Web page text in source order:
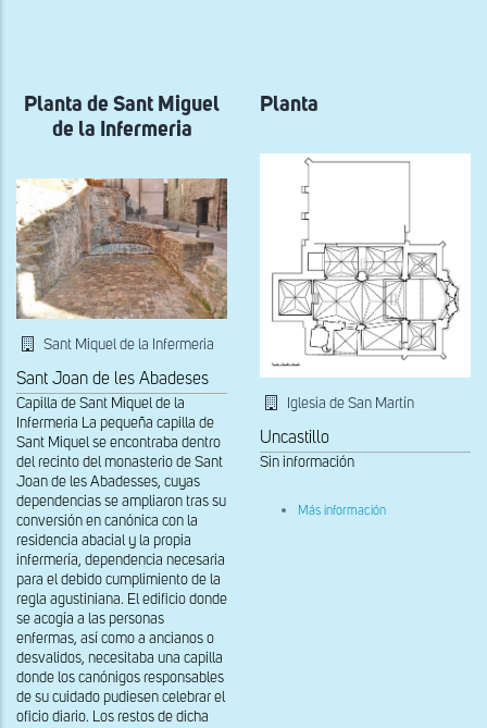
navegación
Planta de Sant Miguel
de la Infermeria
Sant Miquel de la Infermeria
Sant Joan de les Abadeses
Capilla de Sant Miquel de la
Infermeria La pequeña capilla de
Sant Miquel se encontraba dentro
del recinto del monasterio de Sant
Joan de les Abadesses, cuyas
dependencias se ampliaron tras su
conversión en canónica con la
residencia abacial y la propia
infermería, dependencia necesaria
para el debido cumplimiento de la
regla agustiniana. El edificio donde
se acogía a las personas
enfermas, así como a ancianos o
desvalidos, necesitaba una capilla
donde los canónigos responsables
de su cuidado pudiesen celebrar el
oficio diario. Los restos de dicha
Planta
Iglesia de San Martín
Uncastillo
Sin información
Más información